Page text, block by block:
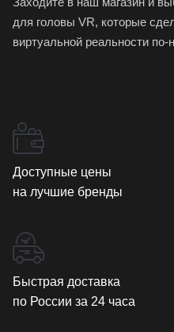
для головы VR, которые
виртуальной реальности
Доступные цены
на лучшие бренды
Быстрая доставка
по России за 24 часа